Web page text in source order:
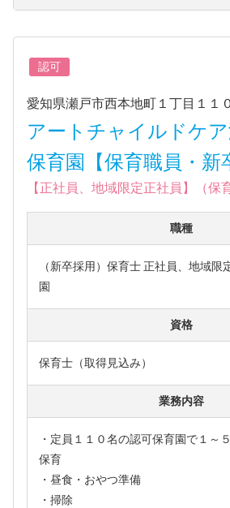
認可
愛知県瀬戸市西本地町１丁目１１
アートチャイルドケ
保育園【保育職員・新
【正社員、地域限定正社員】（保
職種
（新卒採用）保育士 正社員、地域限
園
資格
保育士（取得見込み）
業務内容
・定員１１０名の認可保育園で１～
保育
・昼食・おやつ準備
・掃除